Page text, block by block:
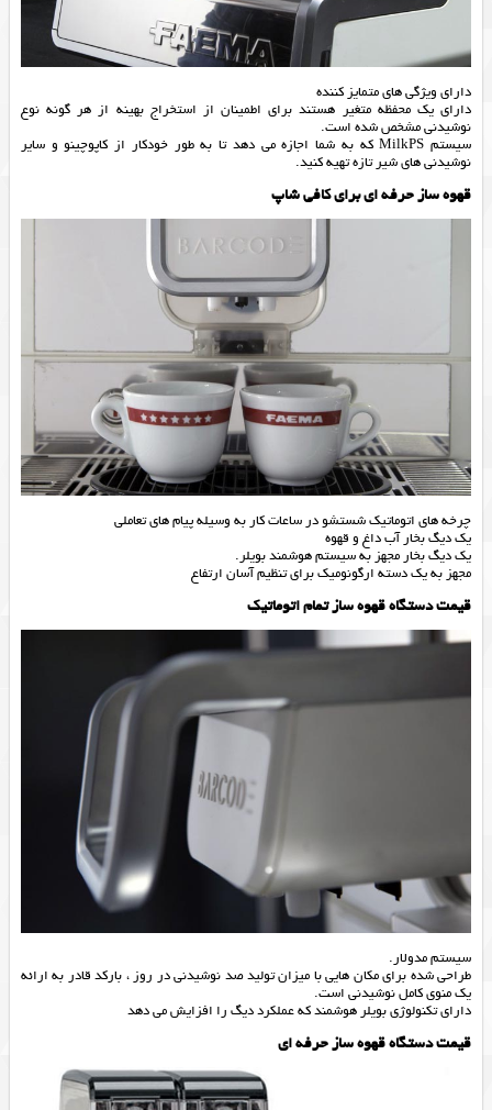
دارای ویژگی های متمایز کننده
دارای یک محفظه متغیر هستند برای اطمینان از استخراج بهینه از هر گونه نوع
نوشیدنی مشخص شده است.
سیستم MilkPS که به شما اجازه می دهد تا به طور خودکار از کاپوچینو و سایر
نوشیدنی های شیر تازه تهیه کنید.
قهوه ساز حرفه ای برای کافی شاپ
چرخه های اتوماتیک شستشو در ساعات کار به وسیله پیام های تعاملی
یک دیگ بخار آب داغ و قهوه
یک دیگ بخار مجهز به سیستم هوشمند بویلر.
مجهز به یک دسته ارگونومیک برای تنظیم آسان ارتفاع
قیمت دستگاه قهوه ساز تمام اتوماتیک
سیستم مدولار.
طراحی شده برای مکان هایی با میزان تولید صد نوشیدنی در روز ، بارکد قادر به ارائه
یک منوی کامل نوشیدنی است.
دارای تکنولوژی بویلر هوشمند که عملکرد دیگ را افزایش می دهد
قیمت دستگاه قهوه ساز حرفه ای